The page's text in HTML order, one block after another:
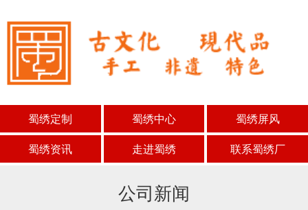
蜀绣定制 蜀绣中心
蜀绣屏风
蜀绣资讯
走进蜀绣 联系蜀绣厂
公司新闻